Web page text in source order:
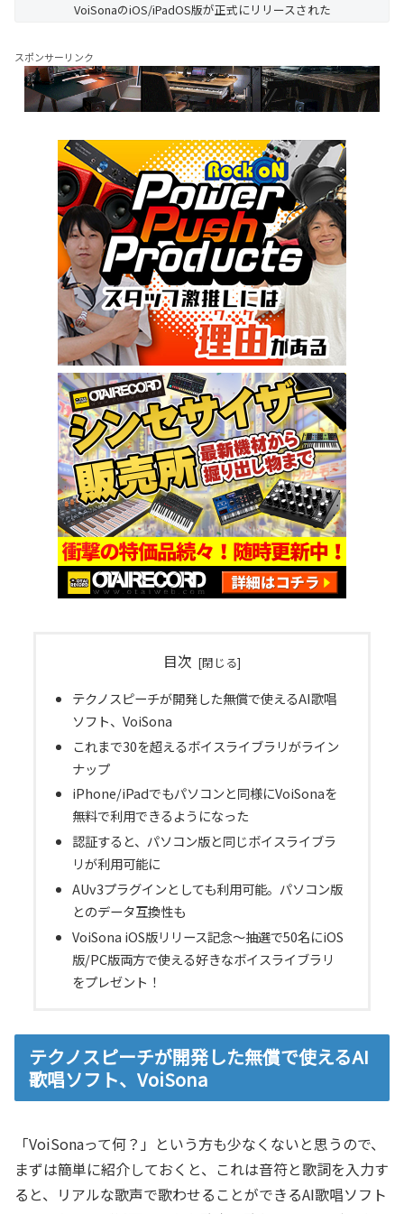
VoiSonaのiOS/iPadOS版が正式にリリースされた
スポンサーリンク
目次
テクノスピーチが開発した無償で使えるAI歌唱
ソフト、VoiSona
これまで30を超えるボイスライブラリがライン
ナップ
iPhone/iPadでもパソコンと同様にVoiSonaを
無料で利用できるようになった
認証すると、パソコン版と同じボイスライブラ
リが利用可能に
AUv3プラグインとしても利用可能。パソコン版
とのデータ互換性も
VoiSona iOS版リリース記念～抽選で50名にiOS
版/PC版両方で使える好きなボイスライブラリ
をプレゼント！
テクノスピーチが開発した無償で使えるAI
歌唱ソフト、VoiSona
「VoiSonaって何？」という方も少なくないと思うので、
まずは簡単に紹介しておくと、これは音符と歌詞を入力す
ると、リアルな歌声で歌わせることができるAI歌唱ソフト